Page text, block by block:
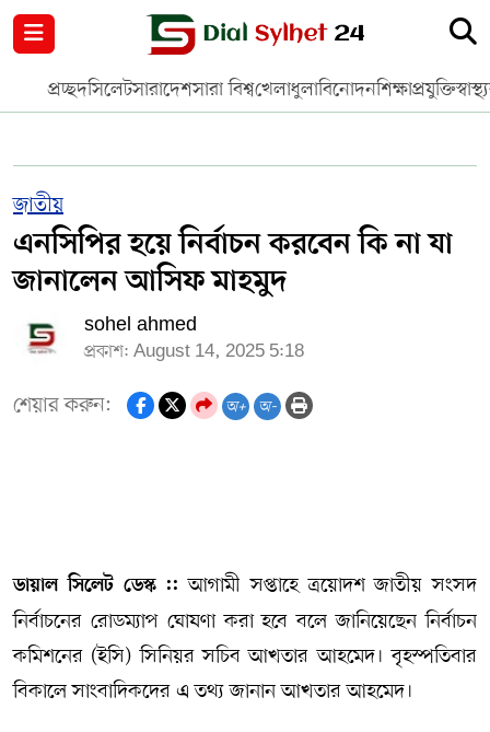
প্রচ্ছদসিলেটসারাদেশসারা বিশ্বখেলাধুলাবিনোদনশিক্ষাপ্রযুক্তি
জাতীয়
এনসিপির হয়ে নির্বাচন করবেন কি না যা
জানালেন আসিফ মাহমুদ
sohel ahmed
প্রকাশ: August 14, 2025 5:18
শেয়ার করুন: অ+ অ-
ডায়াল সিলেট ডেস্ক ::আগামী সপ্তাহে ত্রয়োদশ জাতীয় সংসদ
নির্বাচনের রোডম্যাপ ঘোষণা করা হবে বলে জানিয়েছেন নির্বাচন
কমিশনের (ইসি) সিনিয়র সচিব আখতার আহমেদ। বৃহস্পতিবার
বিকালে সাংবাদিকদের এ তথ্য জানান আখতার আহমেদ।
নগর পরিকল্পনা
সুনামগঞ্জ
হবিগঞ্জ
জাতীয়
আন্তর্জাতিক
মুক্তমত
YOUTUBE
FACEBOOK
EDITOR & PUBLISHER : SOHEL AHMED
ডায়ালসিলেট যাত্রা
ABOUT US
DIAL SYLHET